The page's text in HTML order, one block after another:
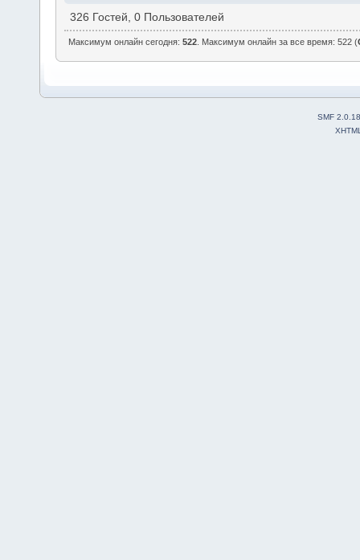
326 Гостей, 0 Пользователей
Максимум онлайн сегодня:522 . Максимум онлайн за все время: 522 (
SMF 2.0.18